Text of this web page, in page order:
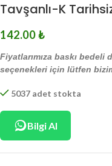
Tavşanlı-K
142.00₺
Fiyatlarımıza baskı
seçenekleri için lütfen
5037 adet stokta
Bilgi Al